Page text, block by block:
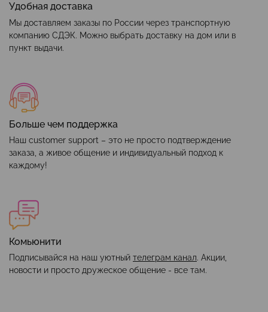
Удобная доставка
Мы доставляем заказы по России через транспортную
компанию СДЭК. Можно выбрать доставку на дом или в
пункт выдачи.
Больше чем поддержка
Наш customer support – это не просто подтверждение
заказа, а живое общение и индивидуальный подход к
каждому!
Комьюнити
Подписывайся на наш уютный телеграм канал. Акции,
новости и просто дружеское общение - все там.